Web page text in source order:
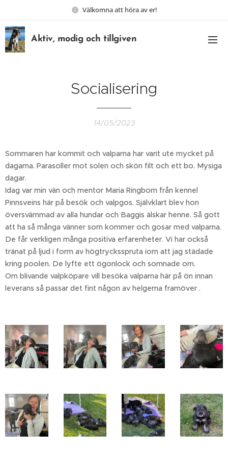
Välkomna att höra av er!
Aktiv, modig och tillgiven
Socialisering
14/05/2023
Sommaren har kommit och valparna har varit ute mycket på
dagarna. Parasoller mot solen och skön filt och ett bo. Mysiga
dagar.
Idag var min vän och mentor Maria Ringbom från kennel
Pinnsveins här på besök och valpgos. Självklart blev hon
översvämmad av alla hundar och Baggis älskar henne. Så gott
att ha så många vänner som kommer och gosar med valparna.
De får verkligen många positiva erfarenheter. Vi har också
tränat på ljud i form av högtrycksspruta iom att jag städade
kring poolen. De lyfte ett ögonlock och somnade om.
Om blivande valpköpare vill besöka valparna här på ön innan
leverans så passar det fint någon av helgerna framöver .